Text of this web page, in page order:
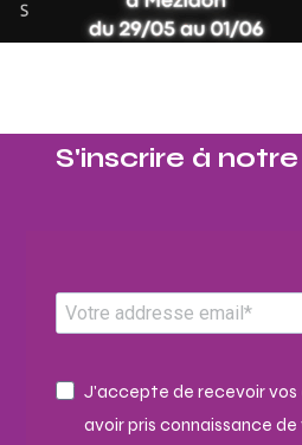
S'inscrire à
J'accepte de recevoir
avoir pris connaissance